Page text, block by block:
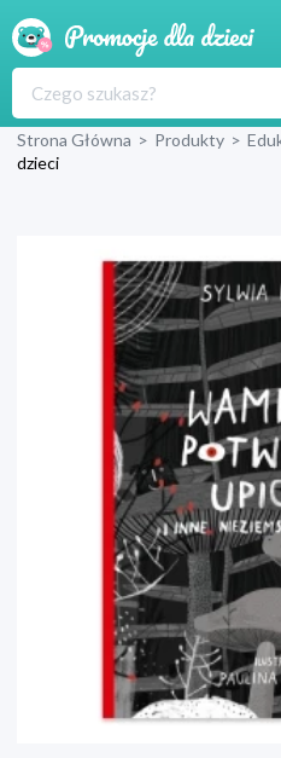
Strona Główna > Produkty >
dzieci